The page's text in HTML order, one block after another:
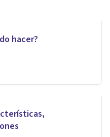
hacer?
de